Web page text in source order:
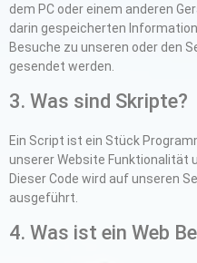
dem PC oder einem anderen
darin gespeicherten
Besuche zu unseren oder den
gesendet werden.
3. Was sind Skripte?
Ein Script ist ein Stück
unserer Website Funktionalität
Dieser Code wird auf unseren
ausgeführt.
4. Was ist ein Web